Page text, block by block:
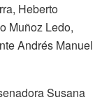
Heberto
Muñoz Ledo,
Andrés Manuel
Susana